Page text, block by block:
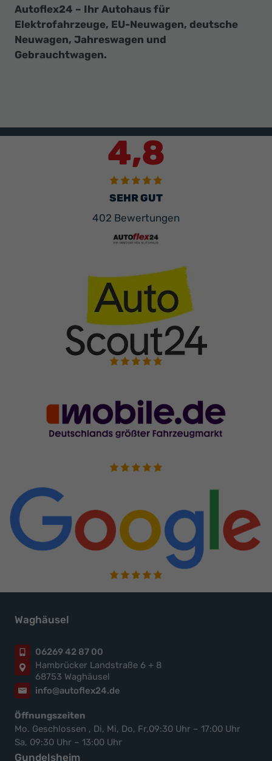
Autoflex24 – Ihr Autohaus für
Elektrofahrzeuge, EU-Neuwagen, deutsche
Neuwagen, Jahreswagen und
Gebrauchtwagen.
4,8
SEHR GUT
402 Bewertungen
Waghäusel
06269 42 87 00
Hambrücker Landstraße 6 + 8
68753 Waghäusel
info@autoflex24.de
Öffnungszeiten
Mo. Geschlossen , Di, Mi, Do, Fr,09:30 Uhr – 17:00 Uhr
Sa, 09:30 Uhr – 13:00 Uhr
Gundelsheim